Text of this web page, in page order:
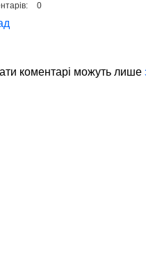
0
коментaрі можуть лише